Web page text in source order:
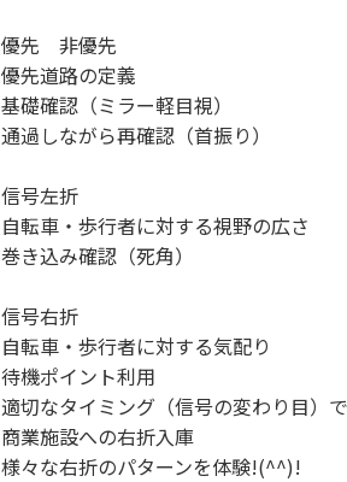
優先 非優先
優先道路の定義
基礎確認（ミラー軽目視）
通過しながら再確認（首振り）
信号左折
自転車・歩行者に対する視野の広さ
巻き込み確認（死角）
信号右折
自転車・歩行者に対する気配り
待機ポイント利用
適切なタイミング（信号の変わり目）
商業施設への右折入庫
様々な右折のパターンを体験!(^^)!